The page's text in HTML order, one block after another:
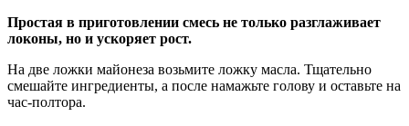
Простая в приготовлении смесь не только разглаживает
локоны, но и ускоряет рост.
На две ложки майонеза возьмите ложку масла. Тщательно
смешайте ингредиенты, а после намажьте голову и оставьте на
час-полтора.